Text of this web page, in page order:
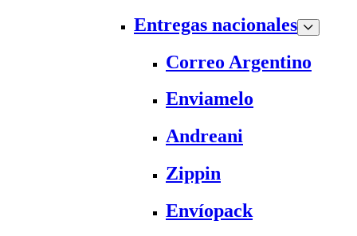
Entregas nacionales
Correo Argentino
Enviamelo
Andreani
Zippin
Envíopack